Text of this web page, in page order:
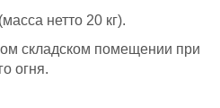
нетто 20 кг).
складском помещении при
огня.